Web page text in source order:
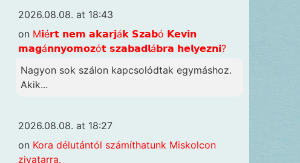
2026.08.08. at 18:43
on M𝗶é𝗿𝘁 𝗻𝗲𝗺 𝗮𝗸𝗮𝗿𝗷á𝗸 𝗦𝘇𝗮𝗯ó 𝗞𝗲𝘃𝗶𝗻
𝗺𝗮𝗴á𝗻𝗻𝘆𝗼𝗺𝗼𝘇ó𝘁 𝘀𝘇𝗮𝗯𝗮𝗱𝗹á𝗯𝗿𝗮 𝗵𝗲𝗹𝘆𝗲𝘇𝗻𝗶?
Nagyon sok szálon kapcsolódtak egymáshoz.
Akik...
2026.08.08. at 18:27
on Kora délutántól számíthatunk Miskolcon
zivatarra.